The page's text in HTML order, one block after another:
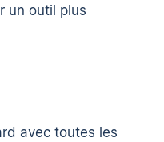
un outil plus
avec toutes les